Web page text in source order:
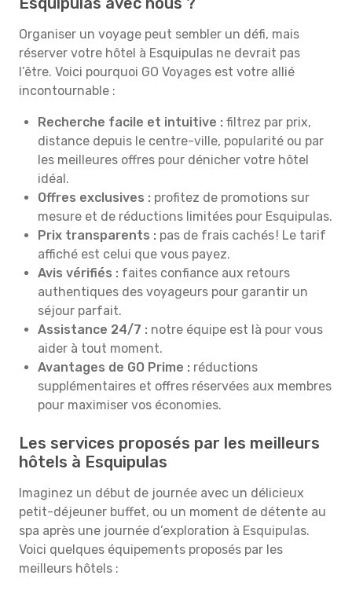
Organiser un voyage peut sembler un défi, mais
réserver votre hôtel à Esquipulas ne devrait pas
l’être. Voici pourquoi GO Voyages est votre allié
incontournable :
Recherche facile et intuitive : filtrez par prix,
distance depuis le centre-ville, popularité ou par
les meilleures offres pour dénicher votre hôtel
idéal.
Offres exclusives : profitez de promotions sur
mesure et de réductions limitées pour Esquipulas.
Prix transparents : pas de frais cachés ! Le tarif
affiché est celui que vous payez.
Avis vérifiés : faites confiance aux retours
authentiques des voyageurs pour garantir un
séjour parfait.
Assistance 24/7 : notre équipe est là pour vous
aider à tout moment.
Avantages de GO Prime : réductions
supplémentaires et offres réservées aux membres
pour maximiser vos économies.
Les services proposés par les meilleurs
hôtels à Esquipulas
Imaginez un début de journée avec un délicieux
petit-déjeuner buffet, ou un moment de détente au
spa après une journée d’exploration à Esquipulas.
Voici quelques équipements proposés par les
meilleurs hôtels :